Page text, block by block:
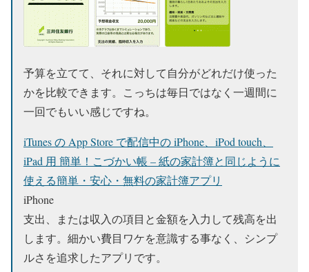
予算を立てて、それに対して自分がどれだけ使った
かを比較できます。こっちは毎日ではなく一週間に
一回でもいい感じですね。
iTunes の App Store で配信中の iPhone、iPod touch、
iPad 用 簡単！こづかい帳 – 紙の家計簿と同じように
使える簡単・安心・無料の家計簿アプリ
iPhone
支出、または収入の項目と金額を入力して残高を出
します。細かい費目ワケを意識する事なく、シンプ
ルさを追求したアプリです。